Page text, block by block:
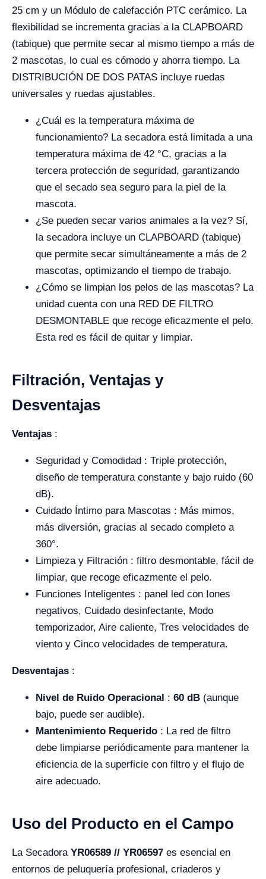
25 cm y un Módulo de calefacción PTC cerámico. La
flexibilidad se incrementa gracias a la CLAPBOARD
(tabique) que permite secar al mismo tiempo a más de
2 mascotas, lo cual es cómodo y ahorra tiempo. La
DISTRIBUCIÓN DE DOS PATAS incluye ruedas
universales y ruedas ajustables.
¿Cuál es la temperatura máxima de
funcionamiento? La secadora está limitada a una
temperatura máxima de 42 °C, gracias a la
tercera protección de seguridad, garantizando
que el secado sea seguro para la piel de la
mascota.
¿Se pueden secar varios animales a la vez? Sí,
la secadora incluye un CLAPBOARD (tabique)
que permite secar simultáneamente a más de 2
mascotas, optimizando el tiempo de trabajo.
¿Cómo se limpian los pelos de las mascotas? La
unidad cuenta con una RED DE FILTRO
DESMONTABLE que recoge eficazmente el pelo.
Esta red es fácil de quitar y limpiar.
Filtración, Ventajas y
Desventajas
Ventajas :
Seguridad y Comodidad : Triple protección,
diseño de temperatura constante y bajo ruido (60
dB).
Cuidado Íntimo para Mascotas : Más mimos,
más diversión, gracias al secado completo a
360°.
Limpieza y Filtración : filtro desmontable, fácil de
limpiar, que recoge eficazmente el pelo.
Funciones Inteligentes : panel led con Iones
negativos, Cuidado desinfectante, Modo
temporizador, Aire caliente, Tres velocidades de
viento y Cinco velocidades de temperatura.
Desventajas :
Nivel de Ruido Operacional : 60 dB (aunque
bajo, puede ser audible).
Mantenimiento Requerido : La red de filtro
debe limpiarse periódicamente para mantener la
eficiencia de la superficie con filtro y el flujo de
aire adecuado.
Uso del Producto en el Campo
La Secadora YR06589 // YR06597 es esencial en
entornos de peluquería profesional, criaderos y